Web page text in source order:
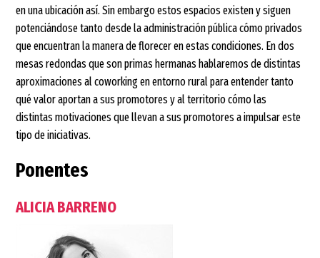
en una ubicación así. Sin embargo estos espacios existen y siguen
potenciándose tanto desde la administración pública cómo privados
que encuentran la manera de florecer en estas condiciones. En dos
mesas redondas que son primas hermanas hablaremos de distintas
aproximaciones al coworking en entorno rural para entender tanto
qué valor aportan a sus promotores y al territorio cómo las
distintas motivaciones que llevan a sus promotores a impulsar este
tipo de iniciativas.
Ponentes
ALICIA BARRENO